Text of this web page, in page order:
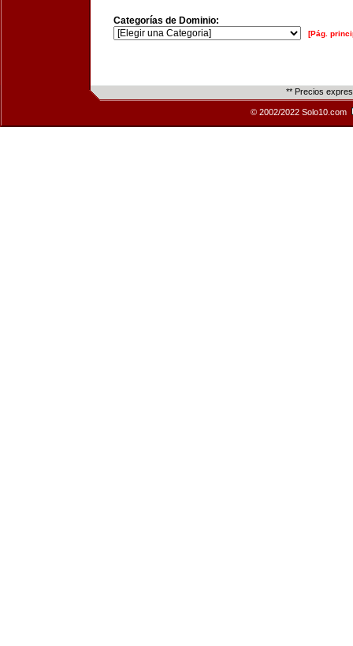
Categorías de Dominio:
[Pág.
** Precios
© 2002/2022 Solo10.com